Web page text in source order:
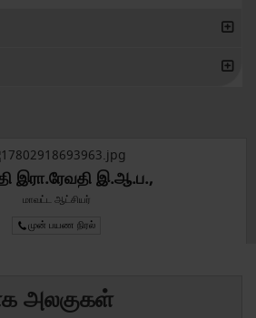
இரா.ரேவதி இ.ஆ.ப.,
மாவட்ட ஆட்சியர்
முன் பயண நிரல்
அலகுகள்